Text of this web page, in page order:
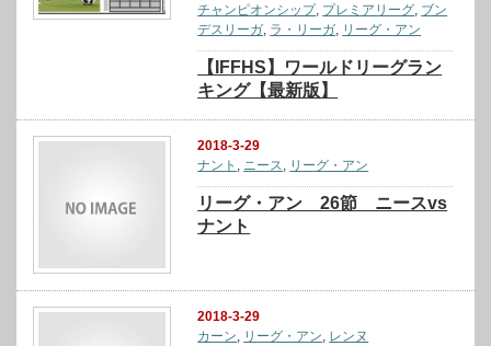
チャンピオンシップ, プレミアリーグ, ブン
デスリーガ, ラ・リーガ, リーグ・アン
【IFFHS】ワールドリーグラン
キング【最新版】
2018-3-29
ナント , ニース, リーグ・アン
リーグ・アン 26節 ニースvs
ナント
2018-3-29
カーン, リーグ・アン, レンヌ